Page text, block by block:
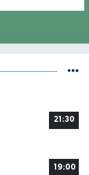
21:30
19:00